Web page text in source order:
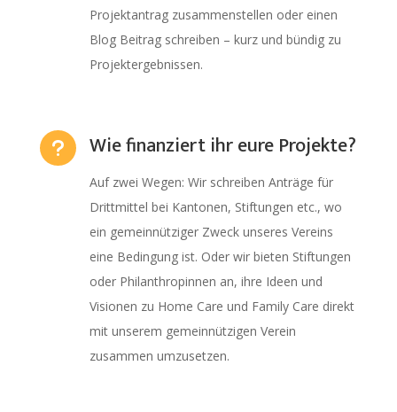
Projektantrag zusammenstellen oder einen
Blog Beitrag schreiben – kurz und bündig zu
Projektergebnissen.
u Wie finanziert ihr eure Projekte?
Auf zwei Wegen: Wir schreiben Anträge für
Drittmittel bei Kantonen, Stiftungen etc., wo
ein gemeinnütziger Zweck unseres Vereins
eine Bedingung ist. Oder wir bieten Stiftungen
oder Philanthropinnen an, ihre Ideen und
Visionen zu Home Care und Family Care direkt
mit unserem gemeinnützigen Verein
zusammen umzusetzen.